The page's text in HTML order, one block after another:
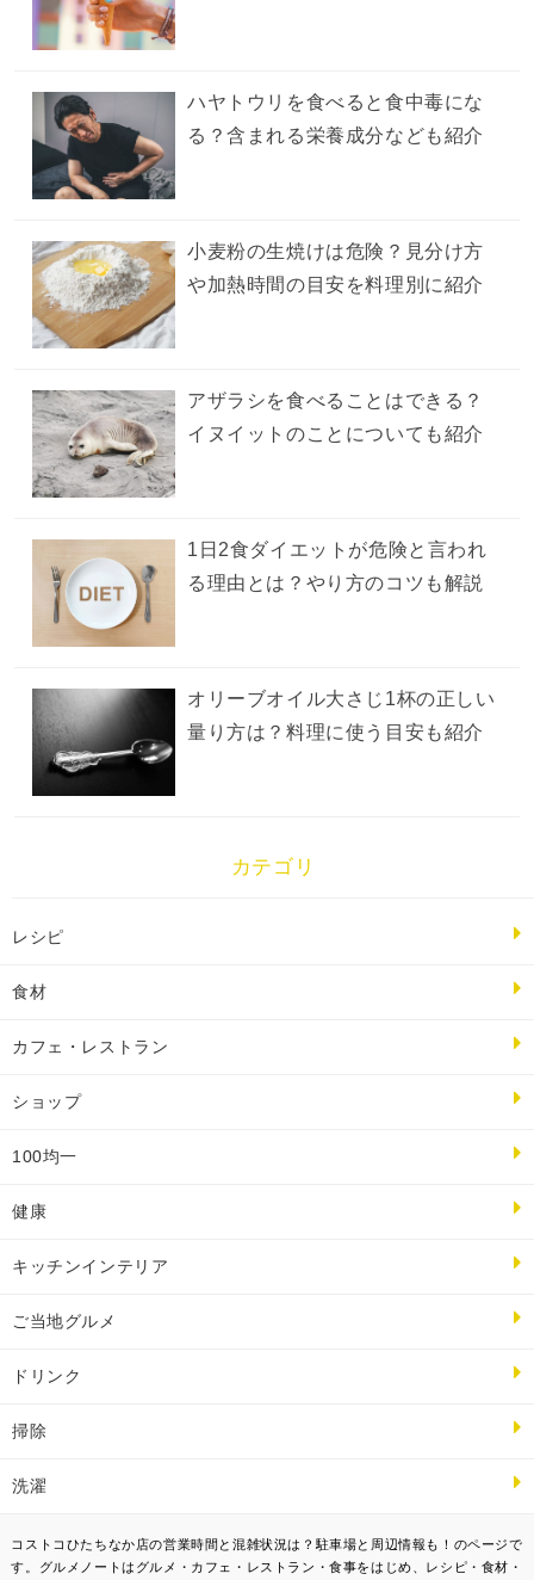
ハヤトウリを食べると食中毒にな
る？含まれる栄養成分なども紹介
小麦粉の生焼けは危険？見分け方
や加熱時間の目安を料理別に紹介
アザラシを食べることはできる？
イヌイットのことについても紹介
1日2食ダイエットが危険と言われ
る理由とは？やり方のコツも解説
オリーブオイル大さじ1杯の正しい
量り方は？料理に使う目安も紹介
カテゴリ
レシピ
食材
カフェ・レストラン
ショップ
100均一
健康
キッチンインテリア
ご当地グルメ
ドリンク
掃除
洗濯
コストコひたちなか店の営業時間と混雑状況は？駐車場と周辺情報も！のページで
す。グルメノートはグルメ・カフェ・レストラン・食事をはじめ、レシピ・食材・